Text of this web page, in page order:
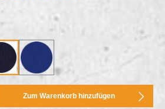
french navy_727worker blue_C088
Gib den gewünschten
Zum Warenkorb hinzufügen